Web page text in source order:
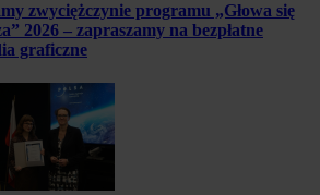
zwyciężczynie programu „Głowa się
2026 – zapraszamy na bezpłatne
graficzne